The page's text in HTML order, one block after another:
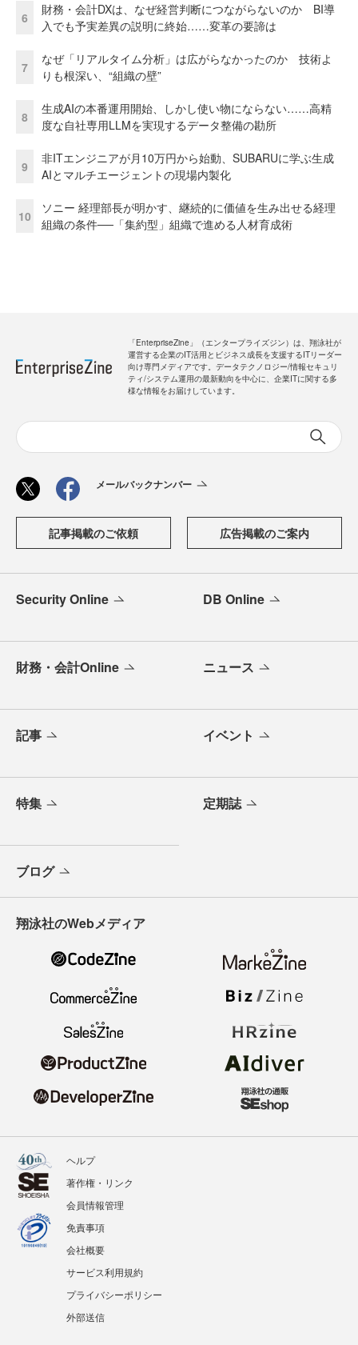
6
財務・会計DXは、なぜ経営判断につながらないのか BI導
入でも予実差異の説明に終始……変革の要諦は
7
なぜ「リアルタイム分析」は広がらなかったのか 技術よ
りも根深い、“組織の壁”
8
生成AIの本番運用開始、しかし使い物にならない……高精
度な自社専用LLMを実現するデータ整備の勘所
9
非ITエンジニアが月10万円から始動、SUBARUに学ぶ生成
AIとマルチエージェントの現場内製化
10
ソニー 経理部長が明かす、継続的に価値を生み出せる経理
組織の条件──「集約型」組織で進める人材育成術
「EnterpriseZine」（エンタープライズジン）は、翔泳社が
運営する企業のIT活用とビジネス成長を支援するITリーダー
向け専門メディアです。データテクノロジー/情報セキュリ
ティ/システム運用の最新動向を中心に、企業ITに関する多
様な情報をお届けしています。
メールバックナンバー
記事掲載のご依頼 広告掲載のご案内
Security Online DB Online
財務・会計Online ニュース
記事 イベント
特集 定期誌
ブログ
翔泳社のWebメディア
ヘルプ
著作権・リンク
会員情報管理
免責事項
会社概要
サービス利用規約
プライバシーポリシー
外部送信